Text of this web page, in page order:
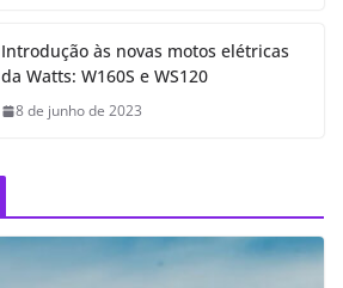
Introdução às novas motos elétricas
da Watts: W160S e WS120
8 de junho de 2023